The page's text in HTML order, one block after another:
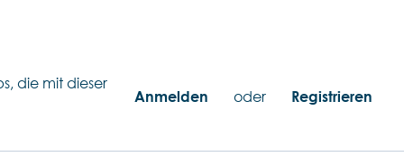
die mit dieser
Anmelden oder Registrieren